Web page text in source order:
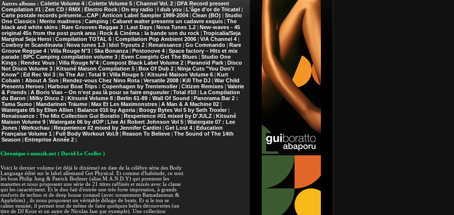
Autres albums : Colette Volume 4| Colette Volume 5| Channel Vol. 2| DFA Record present
Compilation #1
Zen CD / RMX| Electro Rock| On my radio| I dub you L'âge d'or de Tricatel
Carte postale records présente…CAP| Anticon Label Sampler 1999-2004| Clean (BO)
Studio
One Classics| Mento madness| Camping Cabaret walter presente un cadavre exquis| The
black and white skins
Rare Grooves Reggae 3| Last Days| Nova Tunes 1.2| New-waves - 45
original 45s from the post punk area| Rock & Cinéma : la bande son du rock| Tropicalia/Seja
Marginal Seja Heroi| Compilation TOTAL 6| Compilation Pop Ambient 2006| V/A Channel 4|
Cowboy in Scandinavia| Nova tunes 1.3| Idol Tryouts 2| Renaissance| Go Commando| Rare
Groove Reggae 4| Villa Rouge N°3| Ska Bonanza| Postonove 4| Space factory – Hits et mix
parade| BPC Camping compilation volume 3| Even Cowgirls Get The Blues| Studio One
Kings| Rendez Vous| Villa Rouge N°4| Compost Black Label Volume 2| Paranoïd Park| Disco
Not Disco Volume 3| Kitsuné Maison Compilation 5| Box Of Dub 2| Ninja Cuts "You Don't
Know"| Ed Rec Vol 3| In The Air| Total 9| Villa Rouge 5| Kitsuné Maison Volume 6| Kurt
Cobain : About A Son
Rendez-vous Chez Nino Rota| Versatile 2008| Kill The DJ| War Child
Presents Heroes| Harbour Boat Trips : Copenhagen by Trentemoller| Citizen Remixes| Valerie
& Friends| A Boris Vian – On n’est pas là pour se faire engueuler| Total #10| La Compilation
du Baron
Milky Disco 2| Kitsuné Volume 8| Berlin 61-89 : Wall Of Sound
Panorama Bar 2 :
Tama Sumo| Mandarinen Träume| Max Et Les Maximonstres| A Man & A Machine 02|
Watergate 05 by Ellen Allien Balance 016 by Agoria| Boogy Bytes Vol 5 by Seth Troxler|
Renaissance : The Mix Collection Gui Boratto| Rexperience #01 mixed by D'JULZ| Kitsuné
Maison Volume 9| Watergate 06 by dOP| Live At Robert Johnson Vol 5| Watergate 07 : Lee
Jones| Werkschau Rexperience #2 mixed by Jennifer Cardini| Get Lost 4| Education
Française Volume 1
Full Body Workout Vol.9| Reason To Believe| The Sound of The 14th
Season
Entreprise Année 2|
Chronique i-muzzik.net ( David Le Croller )
Voici le dernier volume (et déjà le dixième) en date de la célèbre série des Body
Language édité sur le label allemand Get Physical. Et comme d'habitude, ce sont
les boss Philip Jung & Patrick Bodmer (alias M.A.N.D.Y) qui prennent les
manettes et nous proposent une série de 21 titres raffinés et mixés avec la classe
qui les caractérisent. Et le duo fait d'entrée une trés forte impression, à grands
renforts de techno et de deep house costaud (avec notamment Ramadanman &
Applebim) , ils nous proposent un véritable déluge de beats. Et si le ton se
calme ensuite, il permet tout de même de faire quelques belles découvertes (un
titre de DJ Koze et un autre de Nicolas Jaar par exemple). Une collection